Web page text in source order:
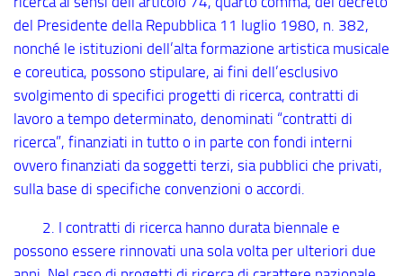
del Presidente della Repubblica 11 luglio 1980, n. 382,
nonché le istituzioni dell’alta formazione artistica musicale
e coreutica, possono stipulare, ai fini dell’esclusivo
svolgimento di specifici progetti di ricerca, contratti di
lavoro a tempo determinato, denominati “contratti di
ricerca”, finanziati in tutto o in parte con fondi interni
ovvero finanziati da soggetti terzi, sia pubblici che privati,
sulla base di specifiche convenzioni o accordi.
2. I contratti di ricerca hanno durata biennale e
possono essere rinnovati una sola volta per ulteriori due